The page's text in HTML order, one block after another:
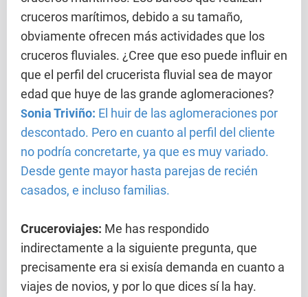
cruceros marítimos, debido a su tamaño,
obviamente ofrecen más actividades que los
cruceros fluviales. ¿Cree que eso puede influir en
que el perfil del crucerista fluvial sea de mayor
edad que huye de las grande aglomeraciones?
Sonia Triviño: El huir de las aglomeraciones por
descontado. Pero en cuanto al perfil del cliente
no podría concretarte, ya que es muy variado.
Desde gente mayor hasta parejas de recién
casados, e incluso familias.
Cruceroviajes: Me has respondido
indirectamente a la siguiente pregunta, que
precisamente era si exisía demanda en cuanto a
viajes de novios, y por lo que dices sí la hay.